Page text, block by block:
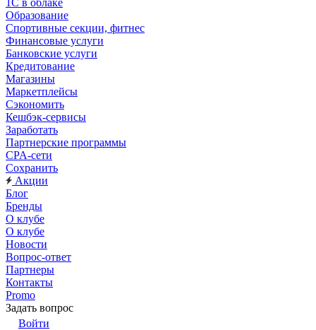
1С в облаке
Образование
Спортивные секции, фитнес
Финансовые услуги
Банковские услуги
Кредитование
Магазины
Маркетплейсы
Сэкономить
Кешбэк-сервисы
Заработать
Партнерские программы
CPA-сети
Сохранить
Акции
Блог
Бренды
О клубе
О клубе
Новости
Вопрос-ответ
Партнеры
Контакты
Promo
Задать вопрос
Войти